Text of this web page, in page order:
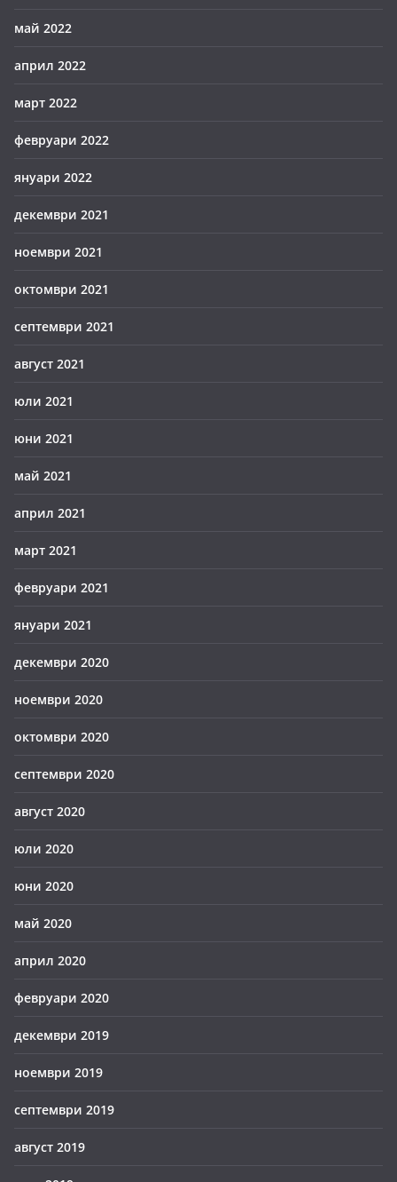
май 2022
април 2022
март 2022
февруари 2022
януари 2022
декември 2021
ноември 2021
октомври 2021
септември 2021
август 2021
юли 2021
юни 2021
май 2021
април 2021
март 2021
февруари 2021
януари 2021
декември 2020
ноември 2020
октомври 2020
септември 2020
август 2020
юли 2020
юни 2020
май 2020
април 2020
февруари 2020
декември 2019
ноември 2019
септември 2019
август 2019